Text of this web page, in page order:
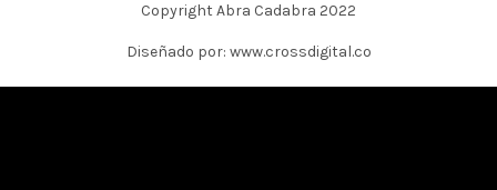
Copyright Abra Cadabra 2022
Diseñado por: www.crossdigital.co